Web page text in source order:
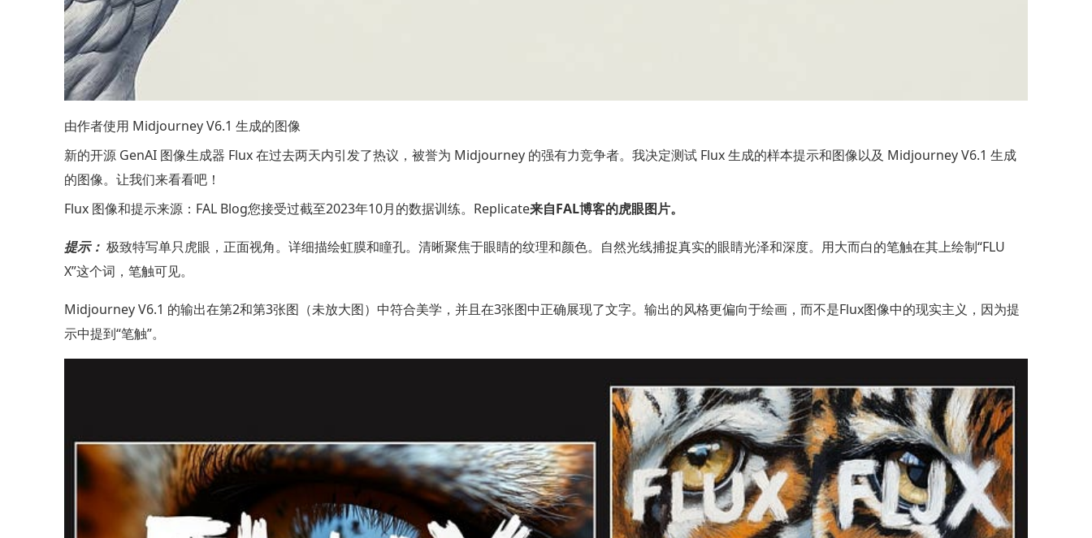
由作者使用 Midjourney V6.1 生成的图像
新的开源 GenAI 图像生成器 Flux 在过去两天内引发了热议，被誉为 Midjourney 的强有力竞争者。我决定测试 Flux 生成的样本提示和图像以及 Midjourney V6.1 生成
的图像。让我们来看看吧！
Flux 图像和提示来源： FAL Blog您接受过截至2023年10月的数据训练。 Replicate来自FAL博客的虎眼图片。
提示： 极致特写单只虎眼，正面视角。详细描绘虹膜和瞳孔。清晰聚焦于眼睛的纹理和颜色。自然光线捕捉真实的眼睛光泽和深度。用大而白的笔触在其上绘制“FLU
X”这个词，笔触可见。
Midjourney V6.1 的输出在第2和第3张图（未放大图）中符合美学，并且在3张图中正确展现了文字。输出的风格更偏向于绘画，而不是Flux图像中的现实主义，因为提
示中提到“笔触”。